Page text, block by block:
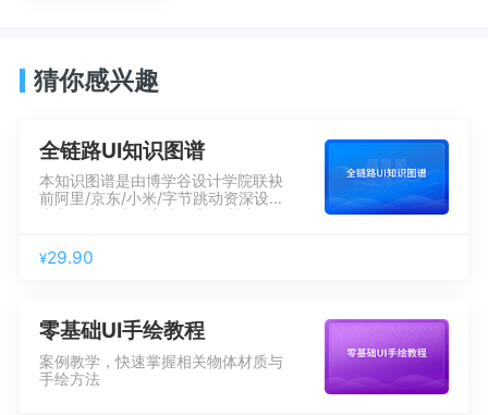
猜你感兴趣
全链路UI知识图谱
本知识图谱是由博学谷设计学院联袂
前阿里/京东/小米/字节跳动资深设计
大咖倾力锻造,精美印刷彰显尊贵奢
责/能力模型/岗位技能要求/设计规
范/设计理论/工作流程/技能拓展。与
¥29.90
零基础UI手绘教程
案例教学，快速掌握相关物体材质与
手绘方法